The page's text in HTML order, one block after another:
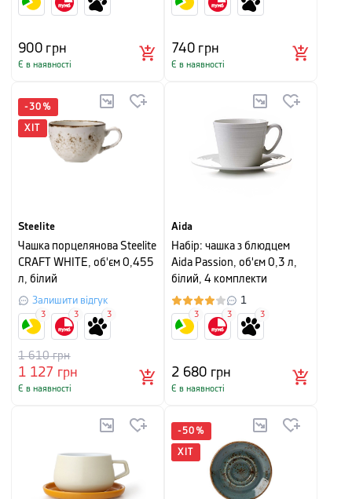
900грн
Є в наявності
740грн
Є в наявності
-30 %
ХІТ
Steelite
Чашка порцелянова Steelite
CRAFT WHITE, об'єм 0,455
л, білий
Залишити відгук
1 127 грн
1 610грн
Є в наявності
3 3 3
Aida
Набір: чашка з блюдцем
Aida Passion, об'єм 0,3 л,
білий, 4 комплекти
1
2 680 грн
Є в наявності
3 3 3
-50 %
ХІТ